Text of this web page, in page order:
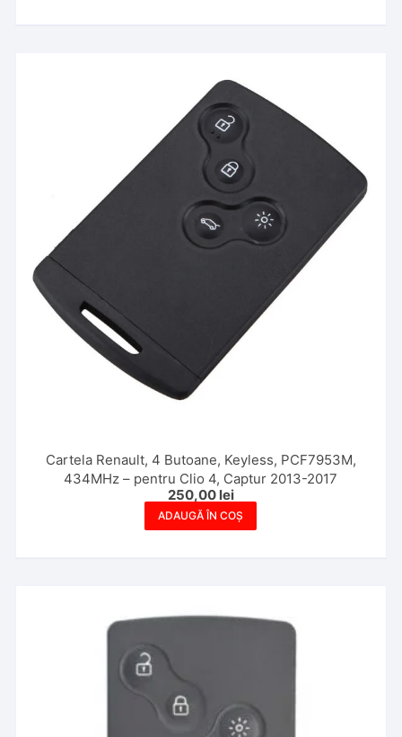
Cartela Renault, 4 Butoane, Keyless, PCF7953M,
434MHz – pentru Clio 4, Captur 2013-2017
250,00 lei
ADAUGĂ ÎN COȘ